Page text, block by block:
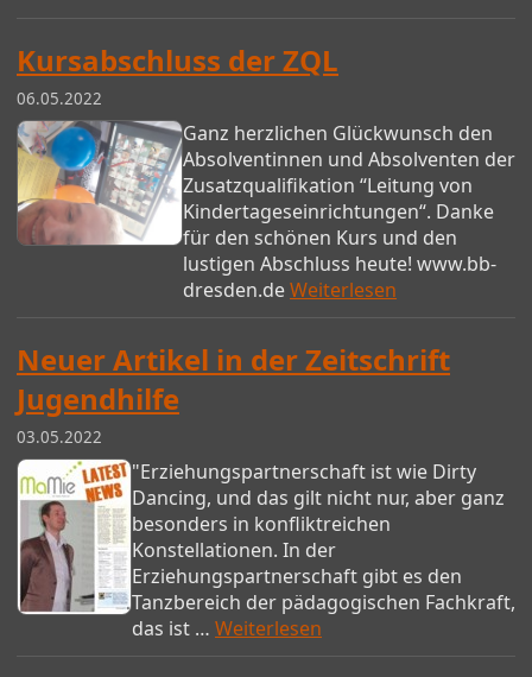
Kursabschluss der ZQL
06.05.2022
Ganz herzlichen Glückwunsch den
Absolventinnen und Absolventen der
Zusatzqualifikation “Leitung von
Kindertageseinrichtungen“. Danke
für den schönen Kurs und den
lustigen Abschluss heute! www.bb-
dresden.deWeiterlesen
Neuer Artikel in der Zeitschrift
Jugendhilfe
03.05.2022
"Erziehungspartnerschaft ist wie Dirty
Dancing, und das gilt nicht nur, aber ganz
besonders in konfliktreichen
Konstellationen. In der
Erziehungspartnerschaft gibt es den
Tanzbereich der pädagogischen Fachkraft,
das ist … Weiterlesen